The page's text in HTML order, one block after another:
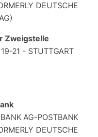
DEUTSCHE
Zweigstelle
19-21 - STUTTGART
AG-POSTBANK
DEUTSCHE